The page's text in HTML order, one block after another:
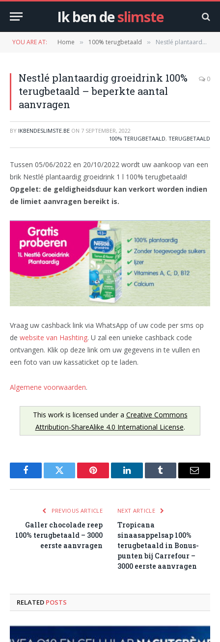
Ik ben deslimste
YOU ARE AT: Home » 100% terugbetaald » Nestlé plantaardig groeidrink 100% terugbetaald – beperkte aantal aanvragen
Nestlé plantaardig groeidrink 100%
terugbetaald – beperkte aantal
aanvragen
0
BY IKBENDESLIMSTE.BE ON 7 SEPTEMBER, 2022
100% TERUGBETAALD, TERUGBETAALD
Tussen 05/06/2022 en 20/10/2022 wordt uw aankoop van een
brik Nestlé plantaardig groeidrink 1 l 100% terugbetaald!
Opgelet: de geldigheidsduur kan verkort worden indien
de limiet aanvragen bereikt is.
Vraag uw cashback link via WhatsApp of uw code per sms op
de website van Hashting. U zal een unieke cashback code
ontvangen. Klik op deze link om uw gegevens in te vullen en
een foto van uw kassaticket op te laden.
Algemene voorwaarden.
This work is licensed under a Creative Commons
Attribution-ShareAlike 4.0 International License.
FacebookTwitter Pinterest LinkedInTumblr Email
PREVIOUS ARTICLE
Galler chocolade reep
100% terugbetaald – 3000
eerste aanvragen
NEXT ARTICLE
Tropicana
sinaasappelsap 100%
terugbetaald in Bonus-
punten bij Carrefour –
3000 eerste aanvragen
RELATED POSTS